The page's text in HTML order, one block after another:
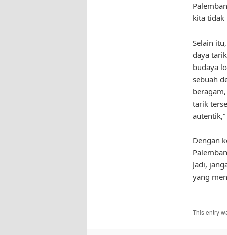
kita tidak
Selain
daya
budaya
sebuah
tarik
Dengan
Jadi,
yang
This entry